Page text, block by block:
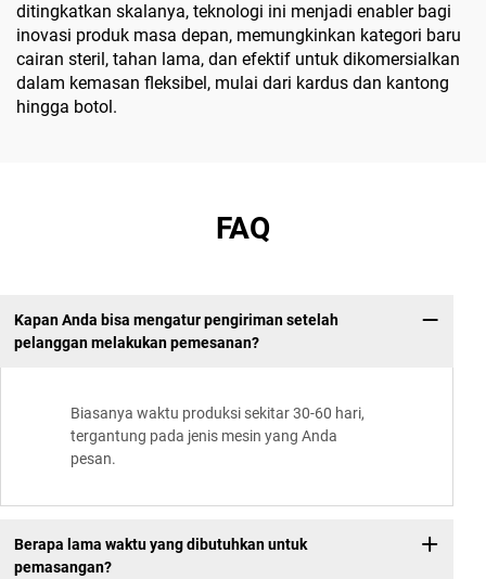
ditingkatkan skalanya, teknologi ini menjadi enabler bagi
inovasi produk masa depan, memungkinkan kategori baru
cairan steril, tahan lama, dan efektif untuk dikomersialkan
dalam kemasan fleksibel, mulai dari kardus dan kantong
hingga botol.
FAQ
Kapan Anda bisa mengatur pengiriman setelah
pelanggan melakukan pemesanan?
Biasanya waktu produksi sekitar 30-60 hari,
tergantung pada jenis mesin yang Anda
pesan.
Berapa lama waktu yang dibutuhkan untuk
pemasangan?